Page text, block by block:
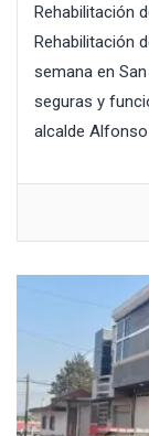
Rehabilitación
Rehabilitación
semana en
seguras y
alcalde Alfonso